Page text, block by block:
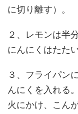
に切り離す）。
２、レモンは半
にんにくはたた
３、フライパン
んにくを入れる。
火にかけ、こん